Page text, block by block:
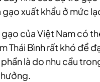
xuất khẩu ở mức
của Việt Nam có
Thái Bình rất khó để
là do nhu cầu